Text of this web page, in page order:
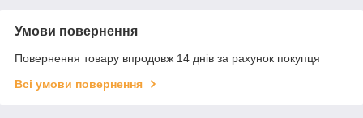
Умови повернення
Повернення товару впродовж 14 днів за рахунок покупця
Всі умови повернення